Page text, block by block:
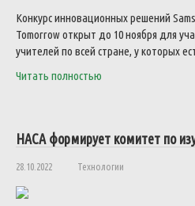
Конкурс инновационных решений
Tomorrow открыт до 10 ноября для
учителей по всей стране, у которых
Читать полностью
НАСА формирует комитет по
28.10.2022 Технологии